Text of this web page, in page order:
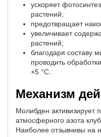
ускоряет
растений;
предотвращает
увеличивает
растений;
благодаря составу
проводить
+5 °С.
Механизм
Молибден активизирует
атмосферного азота
Наиболее отзывчивы на